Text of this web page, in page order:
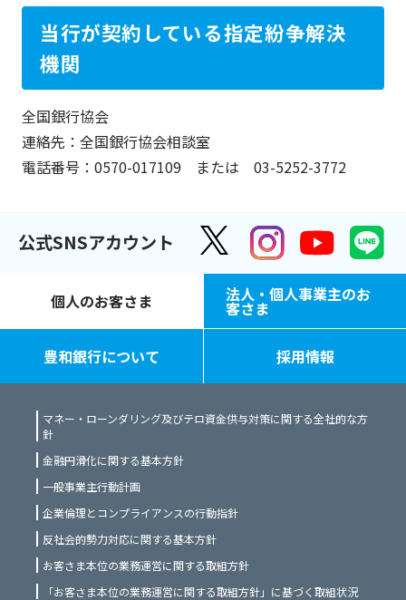
当行が契約している指定紛争解決
機関
全国銀行協会
連絡先：全国銀行協会相談室
電話番号：0570-017109 または 03-5252-3772
公式SNSアカウント
個人のお客さま 法人・個人事業主のお
客さま
豊和銀行について 採用情報
マネー・ローンダリング及びテロ資金供与対策に関する全社的な方
針
金融円滑化に関する基本方針
一般事業主行動計画
企業倫理とコンプライアンスの行動指針
反社会的勢力対応に関する基本方針
お客さま本位の業務運営に関する取組方針
「お客さま本位の業務運営に関する取組方針」に基づく取組状況